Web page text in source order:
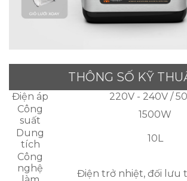
THÔNG SỐ KỸ
Điện áp
220V - 240V /
Công
suất
1500W
Dung
tích
10L
Công
nghệ
Điện trở nhiệt, đối lưu